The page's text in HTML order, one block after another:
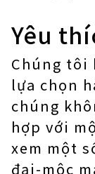
Yêu
Chúng tôi
lựa chọn
chúng
hợp với
xem một
đại-mộc